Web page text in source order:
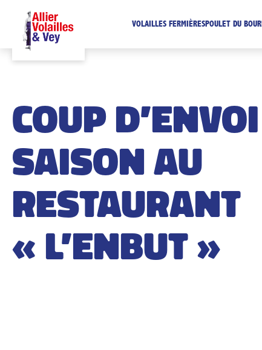
VOLAILLES FERMIÈRESPOULET DU
COUP
SAISON AU
RESTAURANT
« L’ENBUT »